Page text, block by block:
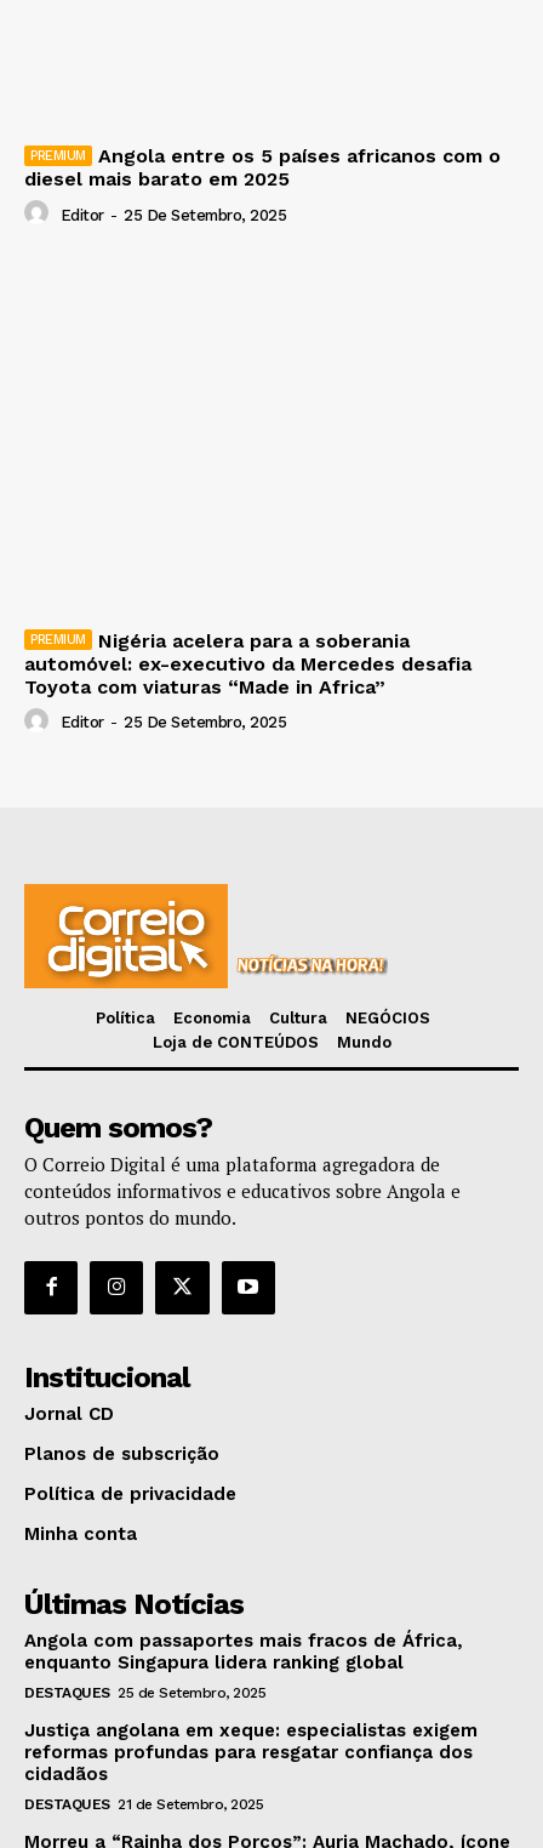
Angola entre os 5 países africanos com o
diesel mais barato em 2025
Editor - 25 De Setembro, 2025
Nigéria acelera para a soberania
automóvel: ex-executivo da Mercedes desafia
Toyota com viaturas “Made in Africa”
Editor - 25 De Setembro, 2025
Política Economia Cultura
NEGÓCIOS
Loja de CONTEÚDOS
Mundo
Quem somos?
O Correio Digital é uma plataforma agregadora de
conteúdos informativos e educativos sobre Angola e
outros pontos do mundo.
Institucional
Jornal CD
Planos de subscrição
Política de privacidade
Minha conta
Últimas Notícias
Angola com passaportes mais fracos de África,
enquanto Singapura lidera ranking global
DESTAQUES 25 de Setembro, 2025
Justiça angolana em xeque: especialistas exigem
reformas profundas para resgatar confiança dos
cidadãos
DESTAQUES 21 de Setembro, 2025
Morreu a “Rainha dos Porcos”: Auria Machado, ícone